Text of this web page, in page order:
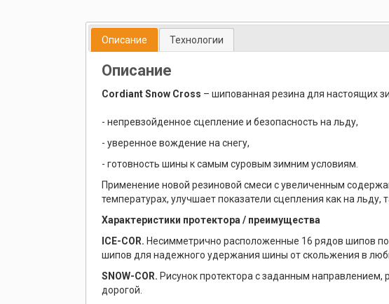
Описание Технологии
Описание
Cordiant Snow Cross – шипованная резина для настоящих
- непревзойденное сцепление и безопасность на льду,
- уверенное вождение на снегу,
- готовность шины к самым суровым зимним условиям.
Применение новой резиновой смеси с увеличенным
температурах, улучшает показатели сцепления как на льду,
Характеристики протектора / преимущества
ICE-COR. Несимметрично расположенные 16 рядов шипов
шипов для надежного удержания шины от скольжения в
SNOW-COR. Рисунок протектора с заданным
дорогой.